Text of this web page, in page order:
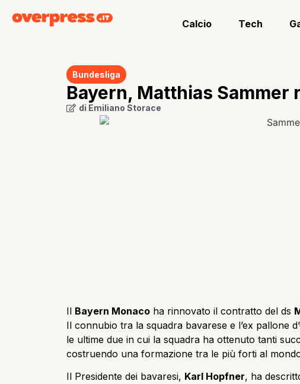
Calcio Tech
Bundesliga
Bayern, Matthias Sammer
di Emiliano Storace
Il Bayern Monaco ha rinnovato il contratto del ds
Il connubio tra la squadra bavarese e l’ex pallone
le ultime due in cui la squadra ha ottenuto tanti
costruendo una formazione tra le più forti al
Il Presidente dei bavaresi, Karl Hopfner, ha